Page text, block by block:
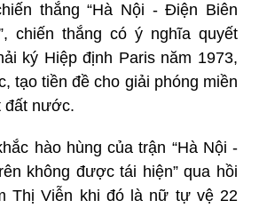
thắng “Hà Nội - Điện Biên
chiến thắng có ý nghĩa quyết
ký Hiệp định Paris năm 1973,
tạo tiền đề cho giải phóng miền
đất nước.
hào hùng của trận “Hà Nội -
không được tái hiện” qua hồi
Thị Viễn khi đó là nữ tự vệ 22